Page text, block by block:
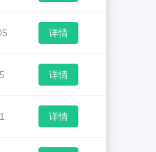
详情
详情
详情